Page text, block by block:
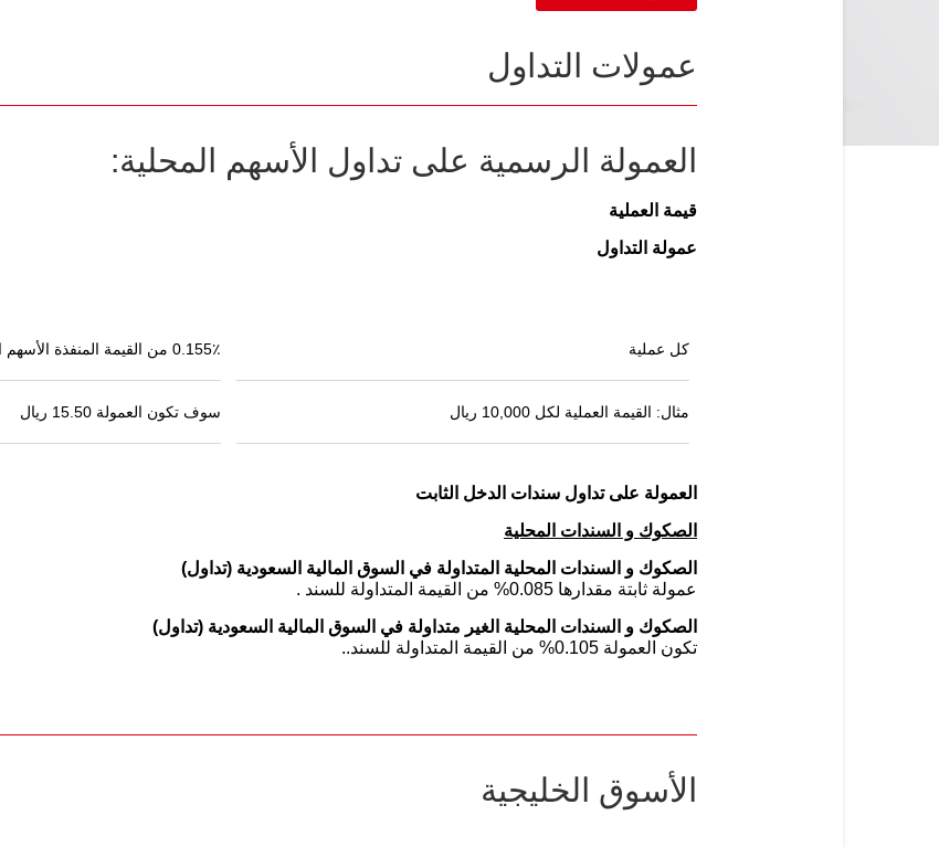
عمولات التداول
العمولة الرسمية على تداول الأسهم المحلية:
قيمة العملية
عمولة التداول
كل عملية 0.155٪ من القيمة المنفذة الأسهم المتداولة
مثال: القيمة العملية لكل 10,000 ريال سوف تكون العمولة 15.50 ريال
العمولة على تداول سندات الدخل الثابت
الصكوك و السندات المحلية
الصكوك و السندات المحلية المتداولة في السوق المالية السعودية (تداول)
عمولة ثابتة مقدارها 0.085% من القيمة المتداولة للسند .
الصكوك و السندات المحلية الغير متداولة في السوق المالية السعودية (تداول)
تكون العمولة 0.105% من القيمة المتداولة للسند..
الأسوق الخليجية